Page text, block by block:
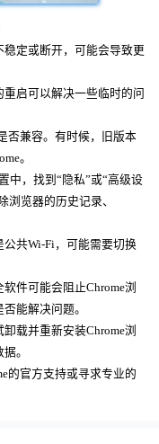
定或断开，可能会导致更
启可以解决一些临时的问
否兼容。有时候，旧版本
。
中，找到“隐私”或“高级设
浏览器的历史记录、
共Wi-Fi，可能需要切换
件可能会阻止Chrome浏
能解决问题。
载并重新安装Chrome浏
。
的官方支持或寻求专业的